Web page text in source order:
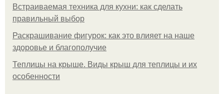
Встраиваемая техника для кухни: как сделать
правильный выбор
Раскрашивание фигурок: как это влияет на наше
здоровье и благополучие
Теплицы на крыше. Виды крыш для теплицы и их
особенности